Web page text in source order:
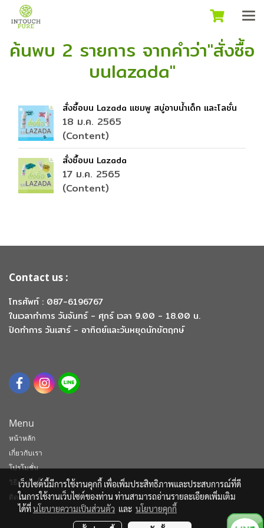
ค้นพบ 2 รายการ จากคำว่า"สั่งซื้อ
บนlazada"
สั่งซื้อบน Lazada แชมพู สบู่อาบน้ำเด็ก และโลชั่น
18 ม.ค. 2565
(Content)
สั่งซื้อบน Lazada
17 ม.ค. 2565
(Content)
Contact us :
โทรศัพท์ : 087-6196767
ในเวลาทำการ วันจันทร์ - ศุกร์ เวลา 9.00 - 18.00 น.
ปิดทำการ วันเสาร์ - อาทิตย์และวันหยุดนักขัตฤกษ์
Menu
หน้าหลัก
เกี่ยวกับเรา
โปรโมชั่น
วิธีการสั่งซื้อ
ติดต่อเรา
เว็บไซต์นี้มีการใช้งานคุกกี้ เพื่อเพิ่มประสิทธิภาพและประสบการณ์ที่ดี
ในการใช้งานเว็บไซต์ของท่าน ท่านสามารถอ่านรายละเอียดเพิ่มเติม
ได้ที่นโยบายความเป็นส่วนตัว และ นโยบายคุกกี้